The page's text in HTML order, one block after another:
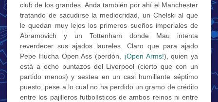
club de los grandes. Anda también por ahí el Manchester
tratando de sacudirse la mediocridad, un Chelski al que
le quedan muy lejos los primeros sueños imperiales de
Abramovich y un Tottenham donde Mau intenta
reverdecer sus ajados laureles. Claro que para ajado
Pepe Hucha Open Ass (perdón, ¡Open Arms!), quien ya
está a ocho puntazos del Liverpool (cierto que con un
partido menos) y sestea en un casi humillante séptimo
puesto, pese a lo cual no ha perdido un gramo de crédito
entre los pajilleros futbolísticos de ambos reinos ni entre